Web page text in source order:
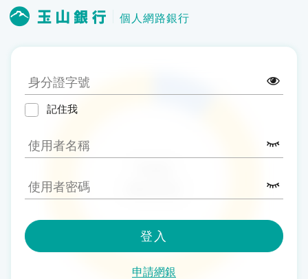
個人網路銀行
記住我
登入
申請網銀